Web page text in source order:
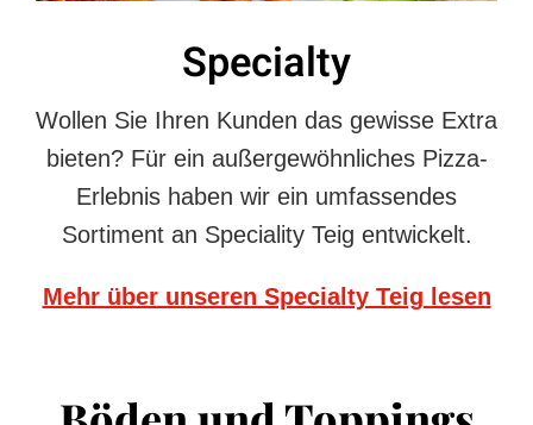
Specialty
Wollen Sie Ihren Kunden das gewisse Extra
bieten? Für ein außergewöhnliches Pizza-
Erlebnis haben wir ein umfassendes
Sortiment an Speciality Teig entwickelt.
Mehr über unseren Specialty Teig lesen